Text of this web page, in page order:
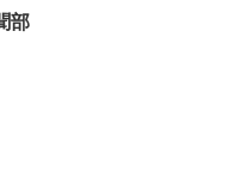
部